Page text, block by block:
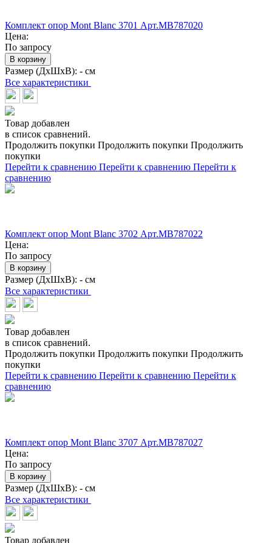
Комплект опор Mont Blanc 3701 Арт.MB787020
Цена:
По запросу
В корзину
Размер (ДхШхВ): - см
Все характеристики
Товар добавлен
в список сравнений.
Продолжить покупки Продолжить покупки Продолжить
покупки
Перейти к сравнению Перейти к сравнению Перейти к
сравнению
Комплект опор Mont Blanc 3702 Арт.MB787022
Цена:
По запросу
В корзину
Размер (ДхШхВ): - см
Все характеристики
Товар добавлен
в список сравнений.
Продолжить покупки Продолжить покупки Продолжить
покупки
Перейти к сравнению Перейти к сравнению Перейти к
сравнению
Комплект опор Mont Blanc 3707 Арт.MB787027
Цена:
По запросу
В корзину
Размер (ДхШхВ): - см
Все характеристики
Товар добавлен